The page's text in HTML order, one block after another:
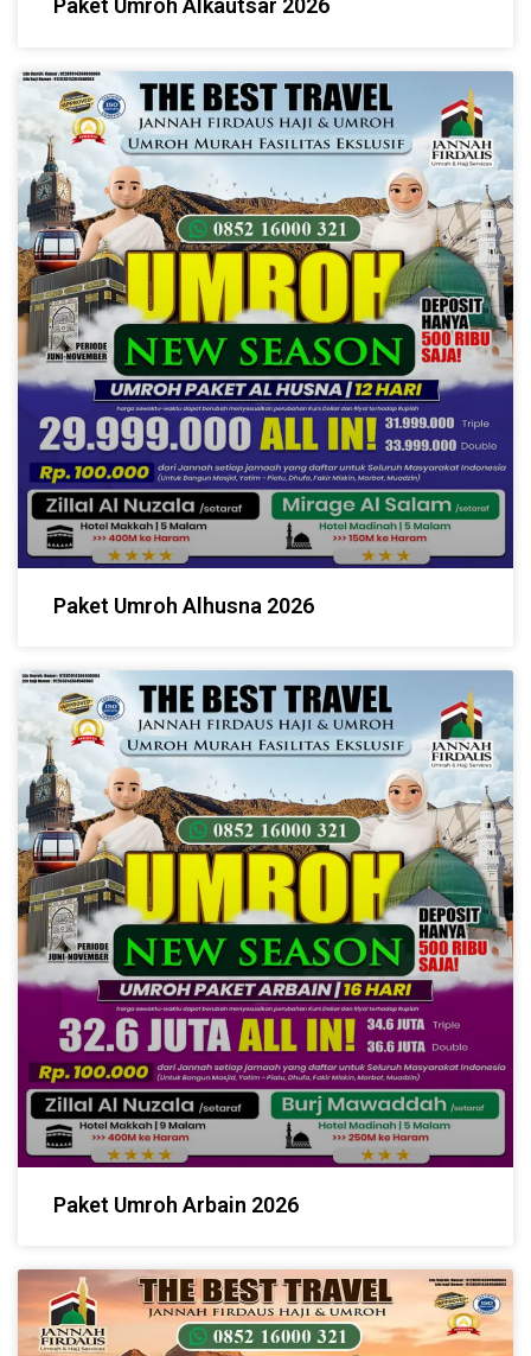
Paket Umroh Alkautsar 2026
Paket Umroh Alhusna 2026
Paket Umroh Arbain 2026